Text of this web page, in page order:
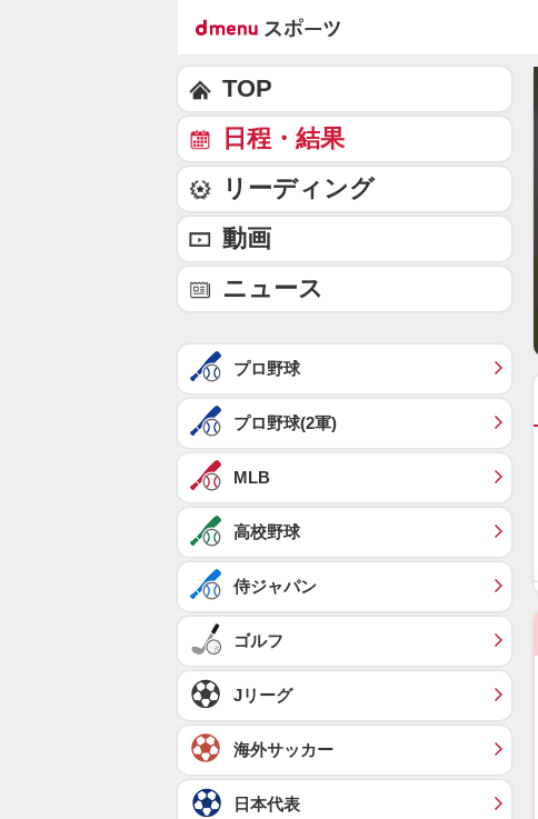
TOP
日程・結果
リーディング
動画
ニュース
プロ野球
プロ野球(2軍)
MLB
高校野球
侍ジャパン
ゴルフ
Jリーグ
海外サッカー
日本代表